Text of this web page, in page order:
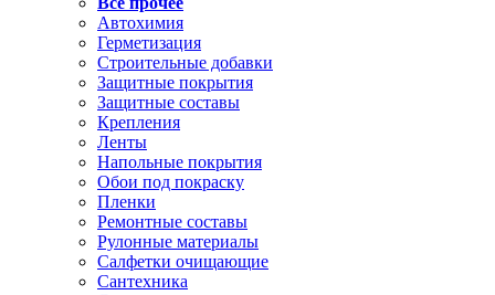
Автохимия
Герметизация
Строительные добавки
Защитные покрытия
Защитные составы
Крепления
Ленты
Напольные покрытия
Обои под покраску
Пленки
Ремонтные составы
Рулонные материалы
Салфетки очищающие
Сантехника